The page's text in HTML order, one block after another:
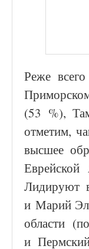
Реже
(53 %),
отметим,
высшее
Лидируют
и Марий Эл,
области
и